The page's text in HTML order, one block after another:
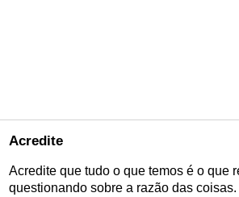
Acredite
Acredite que tudo o que temos é o que
questionando sobre a razão das